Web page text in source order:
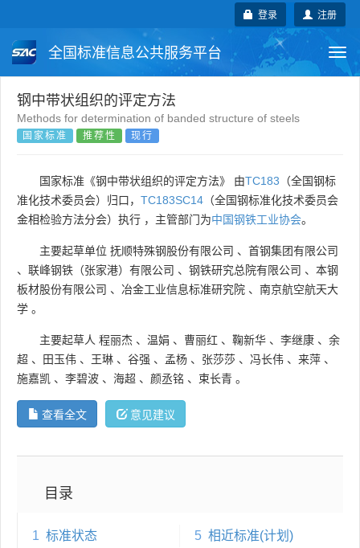
注册
登录
全国标准信息公共服务平台
国家标准 行业标准
团体标准
国外标准 技术委员会
钢中带状组织的评定方法
Methods for determination of banded structure of steels
国家标准 推荐性 现行
国家标准《钢中带状组织的评定方法》 由TC183 （全国钢标
准化技术委员会）归口， TC183SC14 （全国钢标准化技术委员会
金相检验方法分会）执行 ，主管部门为中国钢铁工业协会。
主要起草单位 抚顺特殊钢股份有限公司 、 首钢集团有限公司
、 联峰钢铁（张家港）有限公司 、 钢铁研究总院有限公司 、 本钢
板材股份有限公司 、 冶金工业信息标准研究院 、 南京航空航天大
学 。
主要起草人 程丽杰 、 温娟 、 曹丽红 、 鞠新华 、 李继康 、 余
超 、 田玉伟 、 王琳 、 谷强 、 孟杨 、 张莎莎 、 冯长伟 、 来萍 、
施嘉凯 、 李碧波 、 海超 、 颜丞铭 、 束长青 。
查看全文 意见建议
目录
1 标准状态
5 相近标准(计划)